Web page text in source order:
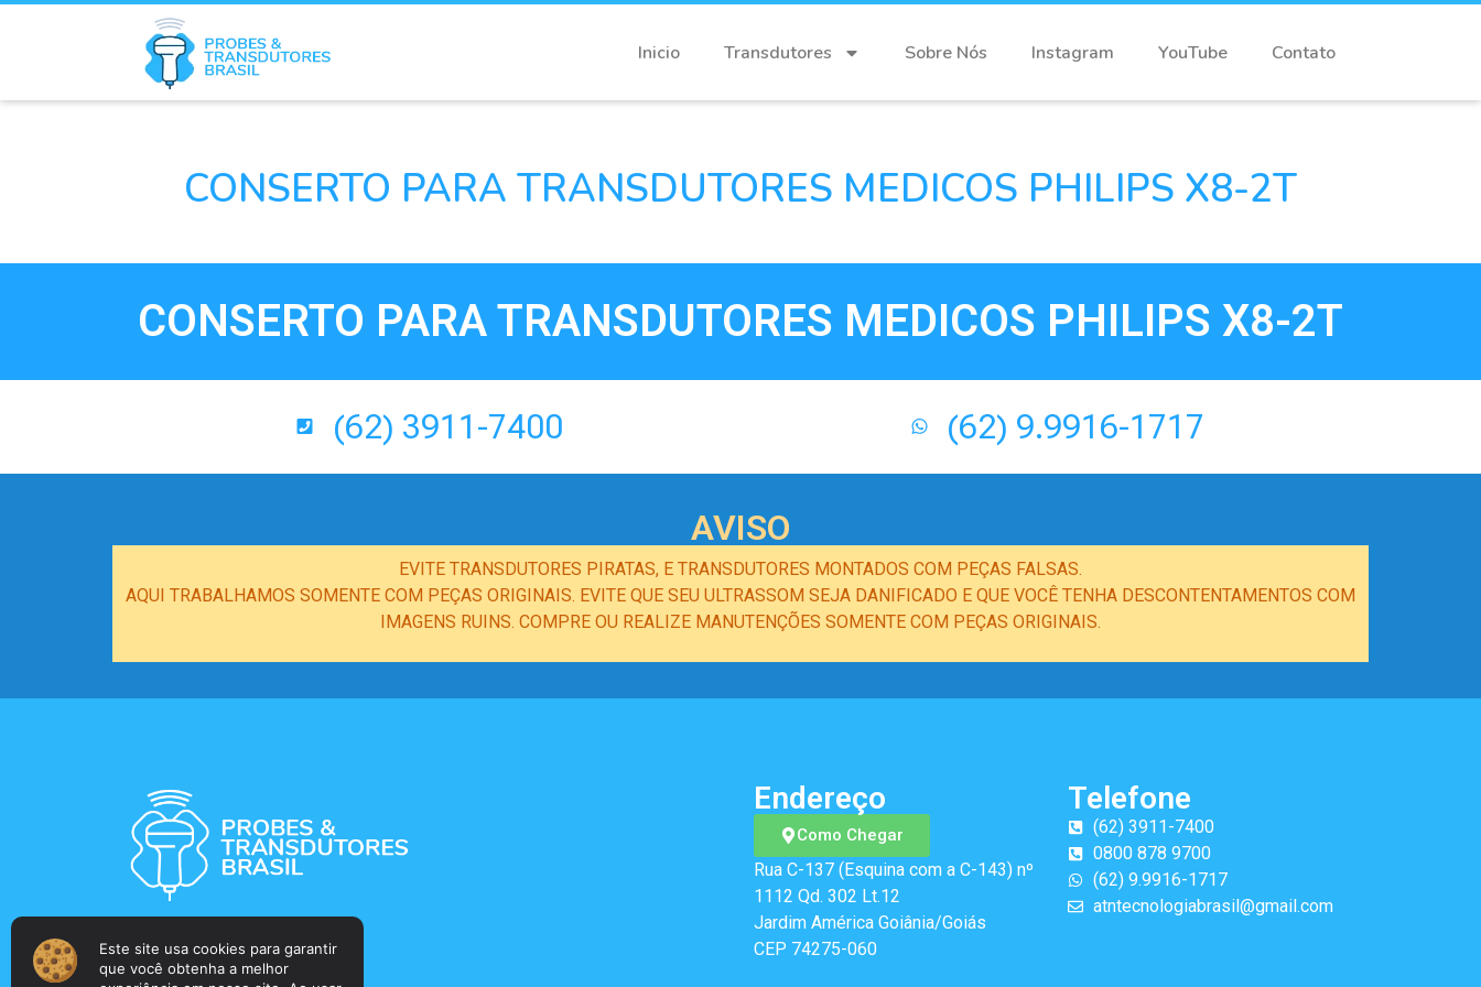
Inicio Transdutores Sobre Nós Instagram YouTube Contato
Este site usa cookies para garantir
que você obtenha a melhor
CONSERTO PARA TRANSDUTORES MEDICOS PHILIPS X8-2T
CONSERTO PARA TRANSDUTORES MEDICOS PHILIPS X8-2T
(62) 3911-7400 (62) 9.9916-1717
AVISO
EVITE TRANSDUTORES PIRATAS, E TRANSDUTORES MONTADOS COM PEÇAS FALSAS.
AQUI TRABALHAMOS SOMENTE COM PEÇAS ORIGINAIS. EVITE QUE SEU ULTRASSOM SEJA DANIFICADO E QUE VOCÊ TENHA DESCONTENTAMENTOS COM
IMAGENS RUINS. COMPRE OU REALIZE MANUTENÇÕES SOMENTE COM PEÇAS ORIGINAIS.
Como Chegar
Rua C-137 (Esquina com a C-143) nº
1112 Qd. 302 Lt.12
Jardim América Goiânia/Goiás
CEP 74275-060
Endereço
(62) 3911-7400
0800 878 9700
(62) 9.9916-1717
atntecnologiabrasil@gmail.com
Telefone